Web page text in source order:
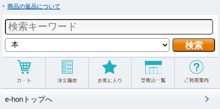
商品の返品について
e-honトップへ